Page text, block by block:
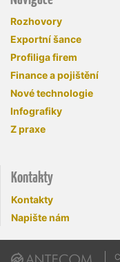
Rozhovory
Exportní šance
Profiliga firem
Finance a pojištění
Nové technologie
Infografiky
Z praxe
Kontakty
Kontakty
Napište nám